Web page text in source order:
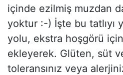
içinde ezilmiş muzdan
yoktur :-) İşte bu tatlıyı
yolu, ekstra hoşgörü
ekleyerek. Glüten, süt
toleransınız veya